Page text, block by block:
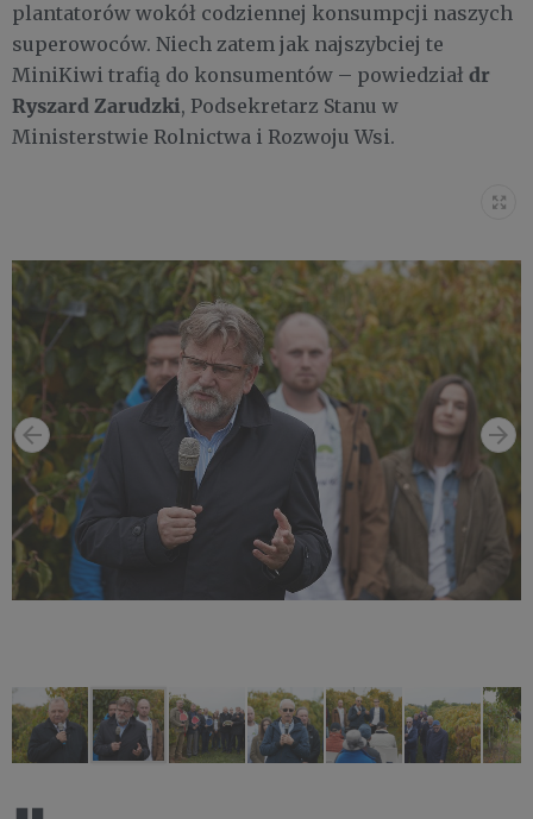
plantatorów wokół codziennej konsumpcji naszych
superowoców. Niech zatem jak najszybciej te
MiniKiwi trafią do konsumentów – powiedział dr
Ryszard Zarudzki, Podsekretarz Stanu w
Ministerstwie Rolnictwa i Rozwoju Wsi.